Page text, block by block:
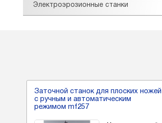
Электроэрозионные станки
Заточной станок для плоских ножей
с ручным и автоматическим
режимом mf257